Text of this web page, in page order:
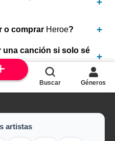
o comprar Heroe?
canción si solo sé
artistas
Buscar Géneros